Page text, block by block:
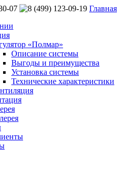
Главная
«Полмар»
Описание системы
Выгоды и преимущества
Установка системы
Технические характеристики